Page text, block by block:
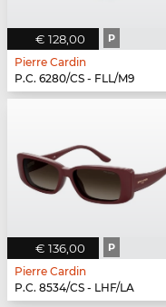
€ 128,00 P
Pierre Cardin
P.C. 6280/CS - FLL/M9
€ 136,00 P
Pierre Cardin
P.C. 8534/CS - LHF/LA